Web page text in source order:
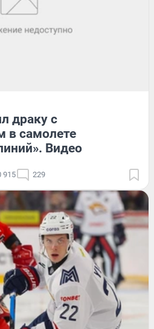
драку с
в самолете
Видео
915 229